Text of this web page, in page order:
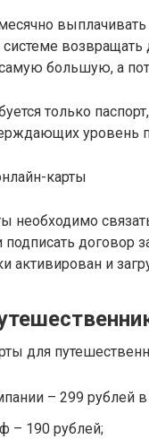
большую, а
только
уровень
необходимо
подписать договор
активирован и
для
– 299 рублей
– 190 рублей;